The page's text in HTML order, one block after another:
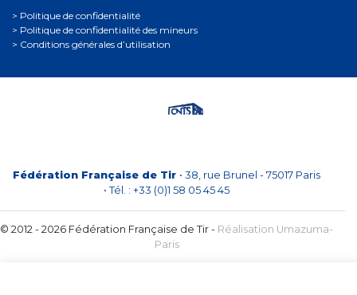
Politique de confidentialité
Politique de confidentialité des mineurs
Conditions générales d’utilisation
Fédération Française de Tir • 38, rue Brunel - 75017 Paris
• Tél. : +33 (0)1 58 05 45 45
© 2012 - 2026 Fédération Française de Tir - Réalisation Umazuma-
Paris